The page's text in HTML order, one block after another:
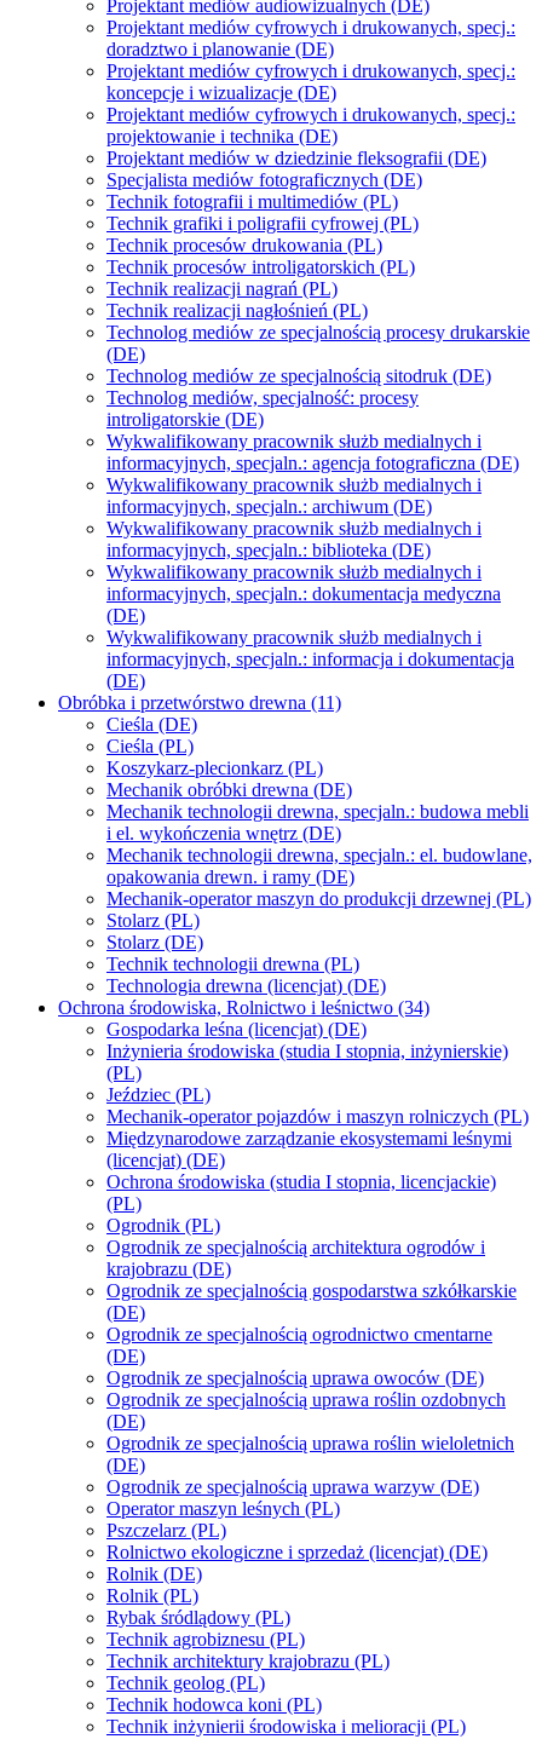
Projektant mediów audiowizualnych (DE)
Projektant mediów cyfrowych i drukowanych, specj.:
doradztwo i planowanie (DE)
Projektant mediów cyfrowych i drukowanych, specj.:
koncepcje i wizualizacje (DE)
Projektant mediów cyfrowych i drukowanych, specj.:
projektowanie i technika (DE)
Projektant mediów w dziedzinie fleksografii (DE)
Specjalista mediów fotograficznych (DE)
Technik fotografii i multimediów (PL)
Technik grafiki i poligrafii cyfrowej (PL)
Technik procesów drukowania (PL)
Technik procesów introligatorskich (PL)
Technik realizacji nagrań (PL)
Technik realizacji nagłośnień (PL)
Technolog mediów ze specjalnością procesy drukarskie
(DE)
Technolog mediów ze specjalnością sitodruk (DE)
Technolog mediów, specjalność: procesy
introligatorskie (DE)
Wykwalifikowany pracownik służb medialnych i
informacyjnych, specjaln.: agencja fotograficzna (DE)
Wykwalifikowany pracownik służb medialnych i
informacyjnych, specjaln.: archiwum (DE)
Wykwalifikowany pracownik służb medialnych i
informacyjnych, specjaln.: biblioteka (DE)
Wykwalifikowany pracownik służb medialnych i
informacyjnych, specjaln.: dokumentacja medyczna
(DE)
Wykwalifikowany pracownik służb medialnych i
informacyjnych, specjaln.: informacja i dokumentacja
(DE)
Obróbka i przetwórstwo drewna (11)
Cieśla (DE)
Cieśla (PL)
Koszykarz-plecionkarz (PL)
Mechanik obróbki drewna (DE)
Mechanik technologii drewna, specjaln.: budowa mebli
i el. wykończenia wnętrz (DE)
Mechanik technologii drewna, specjaln.: el. budowlane,
opakowania drewn. i ramy (DE)
Mechanik-operator maszyn do produkcji drzewnej (PL)
Stolarz (PL)
Stolarz (DE)
Technik technologii drewna (PL)
Technologia drewna (licencjat) (DE)
Ochrona środowiska, Rolnictwo i leśnictwo (34)
Gospodarka leśna (licencjat) (DE)
Inżynieria środowiska (studia I stopnia, inżynierskie)
(PL)
Jeździec (PL)
Mechanik-operator pojazdów i maszyn rolniczych (PL)
Międzynarodowe zarządzanie ekosystemami leśnymi
(licencjat) (DE)
Ochrona środowiska (studia I stopnia, licencjackie)
(PL)
Ogrodnik (PL)
Ogrodnik ze specjalnością architektura ogrodów i
krajobrazu (DE)
Ogrodnik ze specjalnością gospodarstwa szkółkarskie
(DE)
Ogrodnik ze specjalnością ogrodnictwo cmentarne
(DE)
Ogrodnik ze specjalnością uprawa owoców (DE)
Ogrodnik ze specjalnością uprawa roślin ozdobnych
(DE)
Ogrodnik ze specjalnością uprawa roślin wieloletnich
(DE)
Ogrodnik ze specjalnością uprawa warzyw (DE)
Operator maszyn leśnych (PL)
Pszczelarz (PL)
Rolnictwo ekologiczne i sprzedaż (licencjat) (DE)
Rolnik (DE)
Rolnik (PL)
Rybak śródlądowy (PL)
Technik agrobiznesu (PL)
Technik architektury krajobrazu (PL)
Technik geolog (PL)
Technik hodowca koni (PL)
Technik inżynierii środowiska i melioracji (PL)